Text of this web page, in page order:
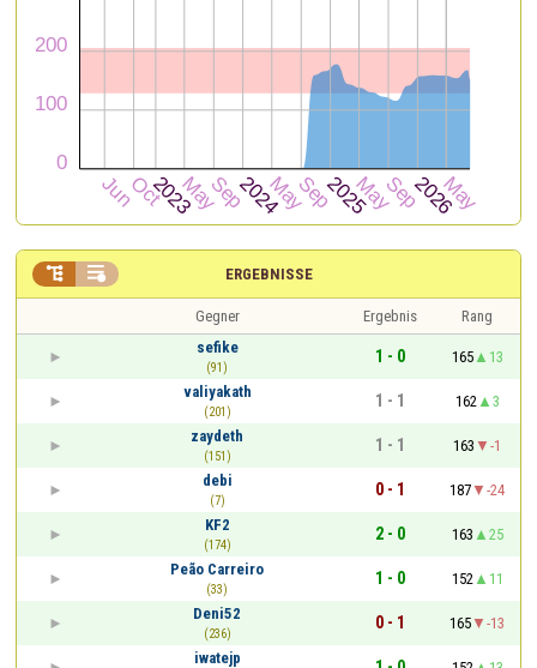
ERGEBNISSE
 
Gegner Ergebnis
Rang
sefike
(91)
1 - 0 165
13
valiyakath
(201)
1 - 1 162
3
zaydeth
(151)
1 - 1 163
-1
debi
(7)
0 - 1 187
-24
KF2
(174)
2 - 0 163
25
Peão Carreiro
(33)
1 - 0 152
11
Deni52
(236)
0 - 1 165
-13
iwatejp